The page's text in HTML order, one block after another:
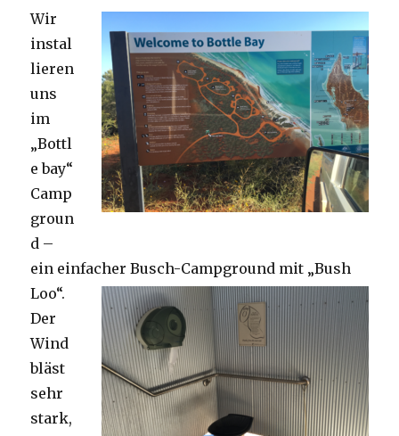
Wir
instal
lieren
uns
im
„Bottl
e bay“
Camp
groun
d –
ein einfacher Busch-Campground mit „Bush
Loo“.
Der
Wind
bläst
sehr
stark,